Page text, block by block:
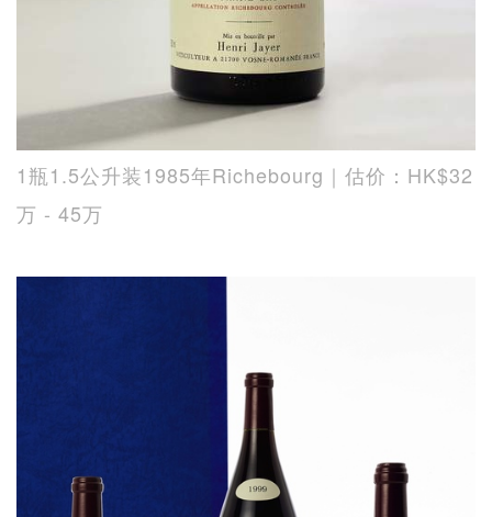
1瓶1.5公升装1985年Richebourg｜估价：HK$32
万 - 45万